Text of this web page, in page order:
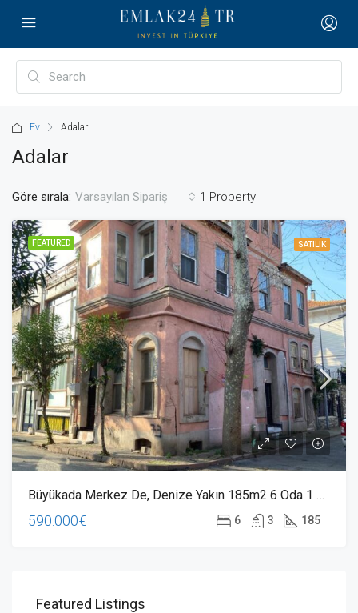
Ev Adalar
Adalar
1 Property
Göre sırala: Varsayılan Sipariş
FEATURED SATILIK
Büyükada Merkez De, Denize Yakın 185m2 6 Oda 1 Salon Tarihi Bina
590.000€ 6 3 185
Featured Listings